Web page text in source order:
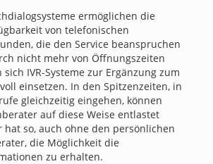
ermöglichen die
von telefonischen
die den Service beanspruchen
nicht mehr von Öffnungszeiten
IVR-Systeme zur Ergänzung zum
einsetzen. In den Spitzenzeiten, in
gleichzeitig eingehen, können
auf diese Weise entlastet
so, auch ohne den persönlichen
die Möglichkeit die
zu erhalten.